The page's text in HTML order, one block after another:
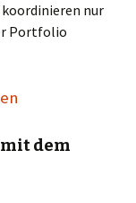
koordinieren nur
Portfolio
dem